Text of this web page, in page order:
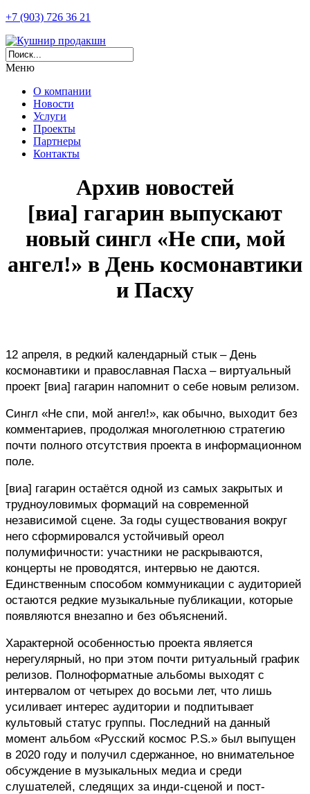
+7 (903) 726 36 21
Меню
О компании
Новости
Услуги
Проекты
Партнеры
Контакты
Архив новостей
[виа] гагарин выпускают
новый сингл «Не спи, мой
ангел!» в День космонавтики
и Пасху
12 апреля, в редкий календарный стык – День
космонавтики и православная Пасха – виртуальный
проект [виа] гагарин напомнит о себе новым релизом.
Сингл «Не спи, мой ангел!», как обычно, выходит без
комментариев, продолжая многолетнюю стратегию
почти полного отсутствия проекта в информационном
поле.
[виа] гагарин остаётся одной из самых закрытых и
трудноуловимых формаций на современной
независимой сцене. За годы существования вокруг
него сформировался устойчивый ореол
полумифичности: участники не раскрываются,
концерты не проводятся, интервью не даются.
Единственным способом коммуникации с аудиторией
остаются редкие музыкальные публикации, которые
появляются внезапно и без объяснений.
Характерной особенностью проекта является
нерегулярный, но при этом почти ритуальный график
релизов. Полноформатные альбомы выходят с
интервалом от четырех до восьми лет, что лишь
усиливает интерес аудитории и подпитывает
культовый статус группы. Последний на данный
момент альбом «Русский космос P.S.» был выпущен
в 2020 году и получил сдержанное, но внимательное
обсуждение в музыкальных медиа и среди
слушателей, следящих за инди-сценой и пост-